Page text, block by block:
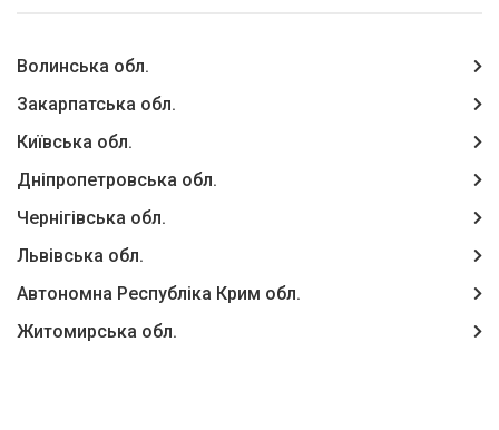
Волинська обл.
Закарпатська обл.
Київська обл.
Дніпропетровська обл.
Чернігівська обл.
Львівська обл.
Автономна Республіка Крим обл.
Житомирська обл.